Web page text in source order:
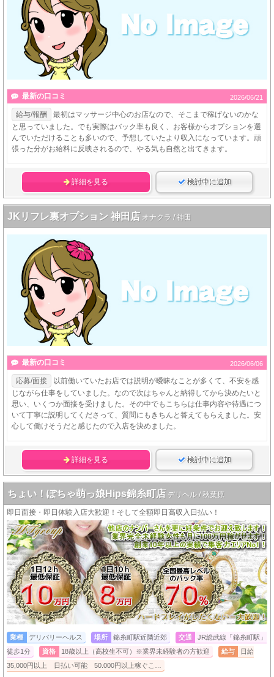
最新の口コミ 2026/06/21
給与/報酬
最初はマッサージ中心のお店なので、そこまで稼げないのかな
と思っていました。でも実際はバック率も良く、お客様からオプションを選
んでいただけることも多いので、予想していたより収入になっています。頑
張った分がお給料に反映されるので、やる気も自然と出てきます。
詳細を見る 検討中に追加
JKリフレ裏オプション 神田店 オナクラ / 神田
最新の口コミ 2026/06/06
応募/面接
以前働いていたお店では説明が曖昧なことが多くて、不安を感
じながら仕事をしていました。なので次はちゃんと納得してから決めたいと
思い、いくつか面接を受けました。その中でもこちらは仕事内容や待遇につ
いて丁寧に説明してくださって、質問にもきちんと答えてもらえました。安
心して働けそうだと感じたので入店を決めました。
詳細を見る 検討中に追加
ちょい！ぽちゃ萌っ娘Hips錦糸町店 デリヘル / 秋葉原
即日面接・即日体験入店大歓迎！そして全額即日高収入日払い！
業種 デリバリーヘルス 場所 錦糸町駅近隣近郊 交通
JR総武線「錦糸町駅」
徒歩1分
資格 18歳以上（高校生不可）※業界未経験者の方歓迎 給与
日給
35,000円以上 日払い可能 50.000円以上稼ぐこ…